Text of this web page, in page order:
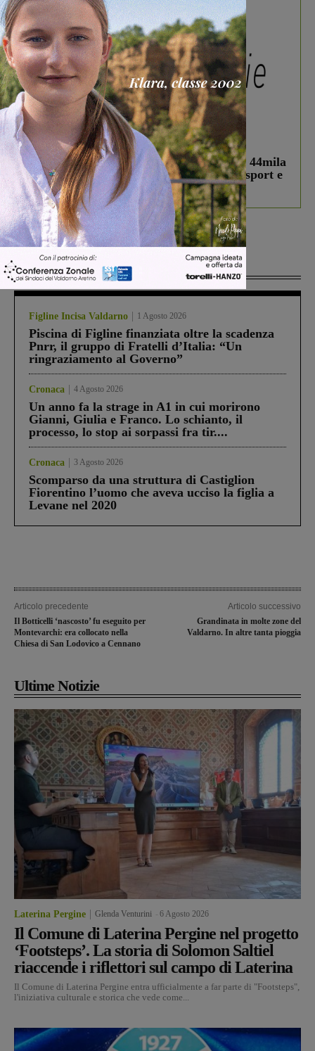
In vetrina 3 Agosto 2026
Estra Notizie agosto: Smart Cities, oltre 44mila
studenti coinvolti, torna il bando per lo sport e
debutta il podcast Estrair
Più lette
Figline Incisa Valdarno 1 Agosto 2026
Piscina di Figline finanziata oltre la scadenza
Pnrr, il gruppo di Fratelli d’Italia: “Un
ringraziamento al Governo”
Cronaca 4 Agosto 2026
Un anno fa la strage in A1 in cui morirono
Gianni, Giulia e Franco. Lo schianto, il
processo, lo stop ai sorpassi fra tir....
Cronaca 3 Agosto 2026
Scomparso da una struttura di Castiglion
Fiorentino l’uomo che aveva ucciso la figlia a
Levane nel 2020
Articolo precedente
Il Botticelli ‘nascosto’ fu eseguito per
Montevarchi: era collocato nella
Chiesa di San Lodovico a Cennano
Articolo successivo
Grandinata in molte zone del
Valdarno. In altre tanta pioggia
Ultime Notizie
Laterina Pergine Glenda Venturini 6 Agosto 2026
Il Comune di Laterina Pergine nel progetto
‘Footsteps’. La storia di Solomon Saltiel
riaccende i riflettori sul campo di Laterina
Il Comune di Laterina Pergine entra ufficialmente a far parte di "Footsteps",
l'iniziativa culturale e storica che vede come...